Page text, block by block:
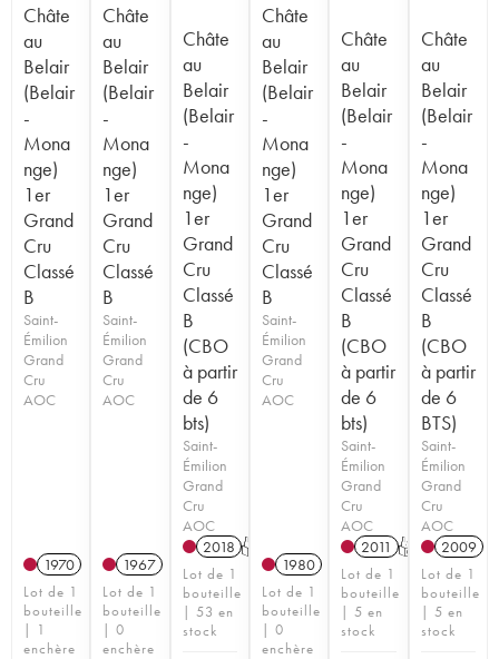
Châte
au
Belair
(Belair
-
Mona
nge)
1er
Grand
Cru
Classé
B
Saint-
Émilion
Grand
Cru
AOC
1970
Lot de 1
bouteille
| 1
enchère
Châte
au
Belair
(Belair
-
Mona
nge)
1er
Grand
Cru
Classé
B
Saint-
Émilion
Grand
Cru
AOC
1967
Lot de 1
bouteille
| 0
enchère
Châte
au
Belair
(Belair
-
Mona
nge)
1er
Grand
Cru
Classé
B
(CBO
à partir
de 6
bts)
Saint-
Émilion
Grand
Cru
AOC
2018 T
Lot de 1
bouteille
| 53 en
stock
Châte
au
Belair
(Belair
-
Mona
nge)
1er
Grand
Cru
Classé
B
Saint-
Émilion
Grand
Cru
AOC
1980
Lot de 1
bouteille
| 0
enchère
Châte
au
Belair
(Belair
-
Mona
nge)
1er
Grand
Cru
Classé
B
(CBO
à partir
de 6
bts)
Saint-
Émilion
Grand
Cru
AOC
2011 T
Lot de 1
bouteille
| 5 en
stock
Châte
au
Belair
(Belair
-
Mona
nge)
1er
Grand
Cru
Classé
B
(CBO
à partir
de 6
BTS)
Saint-
Émilion
Grand
Cru
AOC
2009
Lot de 1
bouteille
| 5 en
stock